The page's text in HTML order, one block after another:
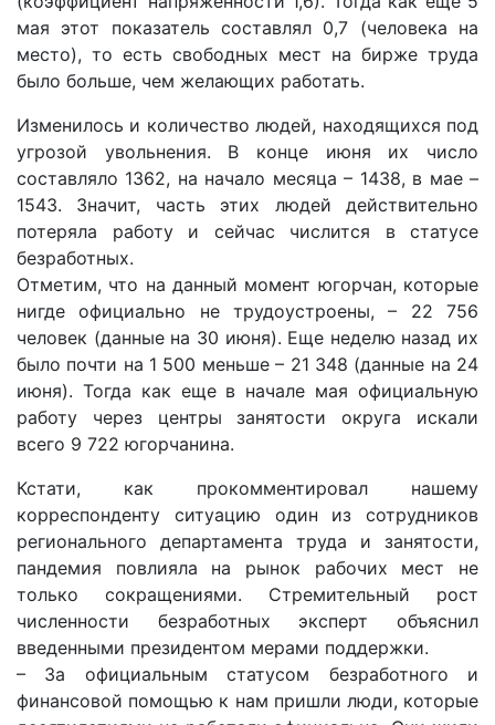
мая этот показатель составлял 0,7 (человека на
место), то есть свободных мест на бирже труда
было больше, чем желающих работать.
Изменилось и количество людей, находящихся под
угрозой увольнения. В конце июня их число
составляло 1362, на начало месяца – 1438, в мае –
1543. Значит, часть этих людей действительно
потеряла работу и сейчас числится в статусе
безработных.
Отметим, что на данный момент югорчан, которые
нигде официально не трудоустроены, – 22 756
человек (данные на 30 июня). Еще неделю назад их
было почти на 1 500 меньше – 21 348 (данные на 24
июня). Тогда как еще в начале мая официальную
работу через центры занятости округа искали
всего 9 722 югорчанина.
Кстати, как прокомментировал нашему
корреспонденту ситуацию один из сотрудников
регионального департамента труда и занятости,
пандемия повлияла на рынок рабочих мест не
только сокращениями. Стремительный рост
численности безработных эксперт объяснил
введенными президентом мерами поддержки.
– За официальным статусом безработного и
финансовой помощью к нам пришли люди, которые